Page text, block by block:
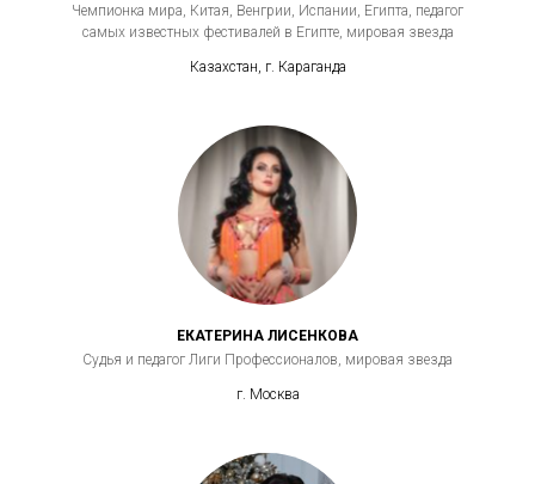
Чемпионка мира, Китая, Венгрии, Испании, Египта, педагог
самых известных фестивалей в Египте, мировая звезда
Казахстан, г. Караганда
ЕКАТЕРИНА ЛИСЕНКОВА
Судья и педагог Лиги Профессионалов, мировая звезда
г. Москва